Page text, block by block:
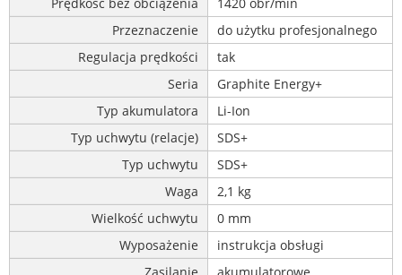
Przeznaczenie
do użytku profesjonalnego
Regulacja prędkości
tak
Seria
Graphite Energy+
Typ akumulatora
Li-Ion
Typ uchwytu (relacje)
SDS+
Typ uchwytu
SDS+
Waga
2,1 kg
Wielkość uchwytu
0 mm
Wyposażenie
instrukcja obsługi